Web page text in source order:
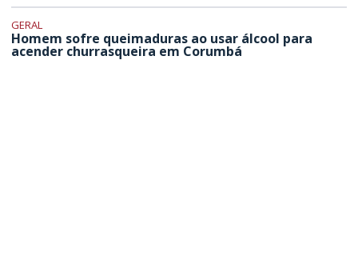
GERAL
Homem sofre queimaduras ao usar álcool para
acender churrasqueira em Corumbá